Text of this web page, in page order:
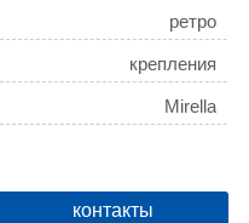
ретро
крепления
Mirella
контакты